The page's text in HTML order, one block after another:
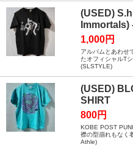
(USED)
Immortals)
1,000円
アルバムとあわせ
たオフィシャルT
(SLSTYLE)
(USED)
SHIRT
800円
KOBE POST
襟の型崩れもなく
Athle)